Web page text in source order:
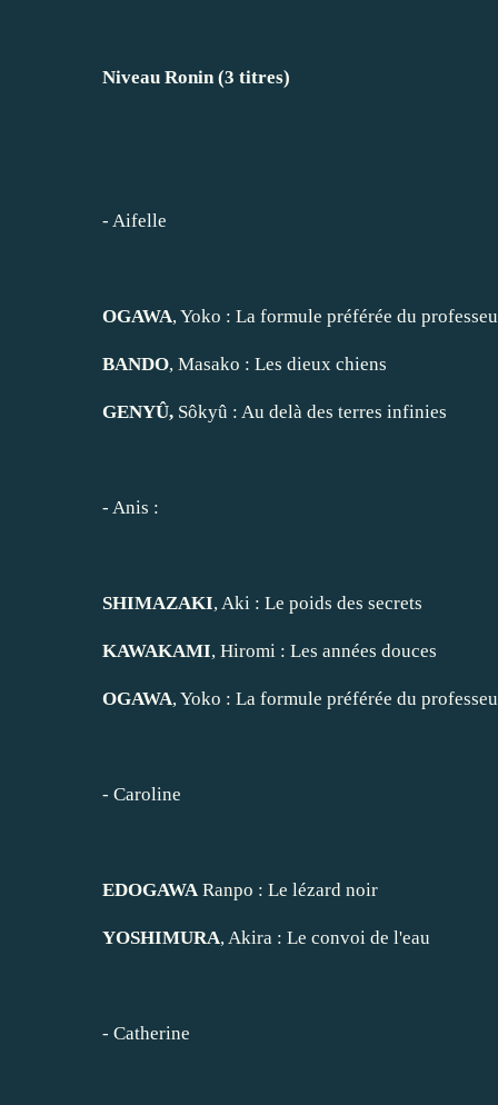
Niveau Ronin (3 titres)
- Aifelle
OGAWA, Yoko : La formule préférée du
BANDO, Masako : Les dieux chiens
GENYÛ, Sôkyû : Au delà des terres infinies
- Anis :
SHIMAZAKI, Aki : Le poids des secrets
KAWAKAMI, Hiromi : Les années douces
OGAWA, Yoko : La formule préférée du
- Caroline
EDOGAWA Ranpo : Le lézard noir
YOSHIMURA, Akira : Le convoi de l'eau
- Catherine